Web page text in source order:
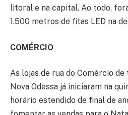
litoral e na capital. Ao todo,
1.500 metros de fitas LED na
COMÉRCIO
As lojas de rua do Comércio de
Nova Odessa já iniciaram na
horário estendido de final de